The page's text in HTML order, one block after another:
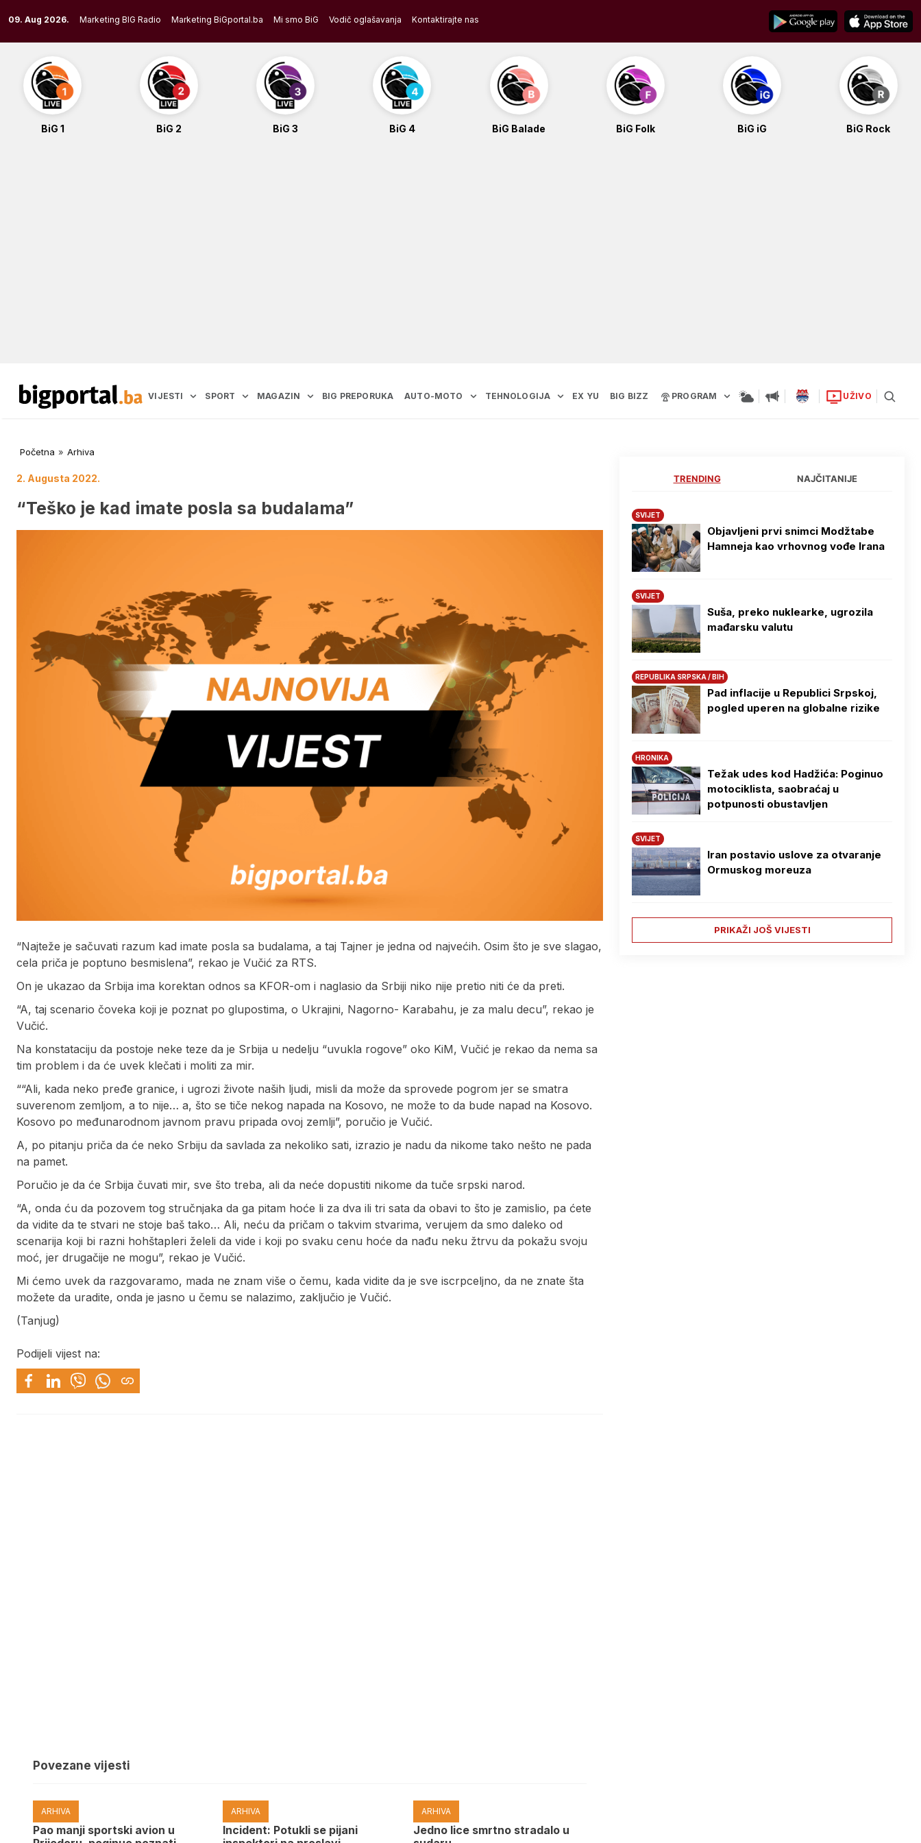
to
content
09. Aug 2026. Marketing BIG Radio Marketing BiGportal.ba Mi smo BiG Vodič oglašavanja Kontaktirajte nas
BiG 1 BiG 2 BiG 3 BiG 4 BiG Balade BiG Folk BiG iG BiG Rock
VIJESTI SPORT MAGAZIN BIG PREPORUKA AUTO-MOTO TEHNOLOGIJA EX YU BIG BIZZ PROGRAM UŽIVO
Početna » Arhiva
2. Augusta 2022.
“Teško je kad imate posla sa budalama”
“Najteže je sačuvati razum kad imate posla sa budalama, a taj Tajner je jedna od najvećih. Osim što je sve slagao,
cela priča je poptuno besmislena”, rekao je Vučić za RTS.
On je ukazao da Srbija ima korektan odnos sa KFOR-om i naglasio da Srbiji niko nije pretio niti će da preti.
“A, taj scenario čoveka koji je poznat po glupostima, o Ukrajini, Nagorno- Karabahu, je za malu decu”, rekao je
Vučić.
Na konstataciju da postoje neke teze da je Srbija u nedelju “uvukla rogove” oko KiM, Vučić je rekao da nema sa
tim problem i da će uvek klečati i moliti za mir.
““Ali, kada neko pređe granice, i ugrozi živote naših ljudi, misli da može da sprovede pogrom jer se smatra
suverenom zemljom, a to nije… a, što se tiče nekog napada na Kosovo, ne može to da bude napad na Kosovo.
Kosovo po međunarodnom javnom pravu pripada ovoj zemlji”, poručio je Vučić.
A, po pitanju priča da će neko Srbiju da savlada za nekoliko sati, izrazio je nadu da nikome tako nešto ne pada
na pamet.
Poručio je da će Srbija čuvati mir, sve što treba, ali da neće dopustiti nikome da tuče srpski narod.
“A, onda ću da pozovem tog stručnjaka da ga pitam hoće li za dva ili tri sata da obavi to što je zamislio, pa ćete
da vidite da te stvari ne stoje baš tako… Ali, neću da pričam o takvim stvarima, verujem da smo daleko od
scenarija koji bi razni hohštapleri želeli da vide i koji po svaku cenu hoće da nađu neku žtrvu da pokažu svoju
moć, jer drugačije ne mogu”, rekao je Vučić.
Mi ćemo uvek da razgovaramo, mada ne znam više o čemu, kada vidite da je sve iscrpceljno, da ne znate šta
možete da uradite, onda je jasno u čemu se nalazimo, zaključio je Vučić.
(Tanjug)
Podijeli vijest na:
Povezane vijesti
ARHIVA
Pao manji sportski avion u
ARHIVA
Incident: Potukli se pijani
ARHIVA
Јedno lice smrtno stradalo u
TRENDING NAJČITANIJE
SVIJET
Objavljeni prvi snimci Modžtabe
Hamneja kao vrhovnog vođe Irana
SVIJET
Suša, preko nuklearke, ugrozila
mađarsku valutu
REPUBLIKA SRPSKA / BIH
Pad inflacije u Republici Srpskoj,
pogled uperen na globalne rizike
HRONIKA
Težak udes kod Hadžića: Poginuo
motociklista, saobraćaj u
potpunosti obustavljen
SVIJET
Iran postavio uslove za otvaranje
Ormuskog moreuza
PRIKAŽI JOŠ VIJESTI